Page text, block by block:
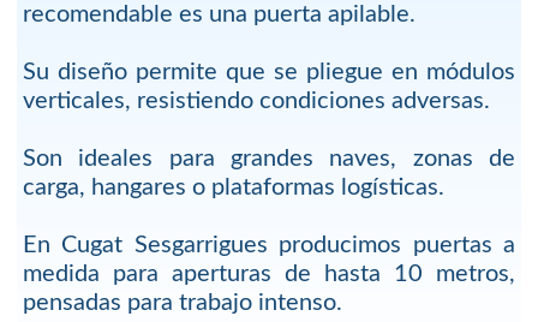
recomendable es una puerta apilable.
Su diseño permite que se pliegue en módulos
verticales, resistiendo condiciones adversas.
Son ideales para grandes naves, zonas de
carga, hangares o plataformas logísticas.
En Cugat Sesgarrigues producimos puertas a
medida para aperturas de hasta 10 metros,
pensadas para trabajo intenso.